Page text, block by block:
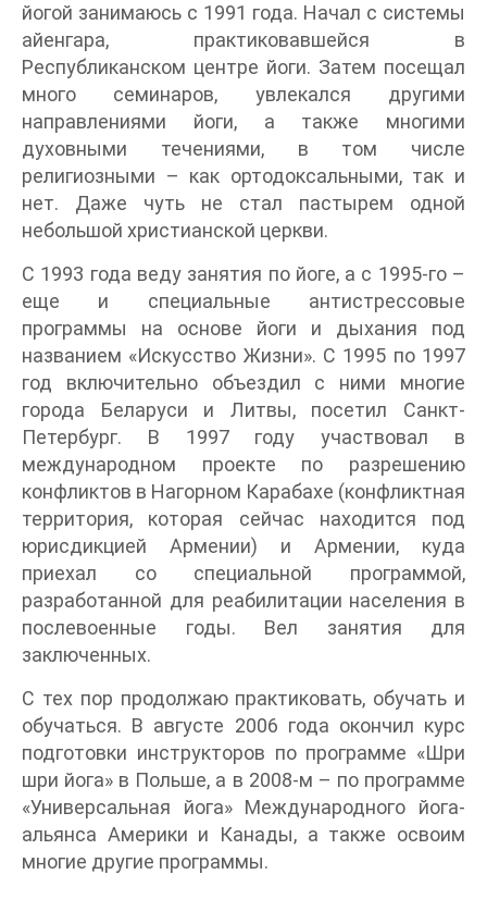
йогой занимаюсь с 1991 года. Начал с системы
айенгара, практиковавшейся в
Республиканском центре йоги. Затем посещал
много семинаров, увлекался другими
направлениями йоги, а также многими
духовными течениями, в том числе
религиозными – как ортодоксальными, так и
нет. Даже чуть не стал пастырем одной
небольшой христианской церкви.
С 1993 года веду занятия по йоге, а с 1995-го –
еще и специальные антистрессовые
программы на основе йоги и дыхания под
названием «Искусство Жизни». С 1995 по 1997
год включительно объездил с ними многие
города Беларуси и Литвы, посетил Санкт-
Петербург. В 1997 году участвовал в
международном проекте по разрешению
конфликтов в Нагорном Карабахе (конфликтная
территория, которая сейчас находится под
юрисдикцией Армении) и Армении, куда
приехал со специальной программой,
разработанной для реабилитации населения в
послевоенные годы. Вел занятия для
заключенных.
С тех пор продолжаю практиковать, обучать и
обучаться. В августе 2006 года окончил курс
подготовки инструкторов по программе «Шри
шри йога» в Польше, а в 2008-м – по программе
«Универсальная йога» Международного йога-
альянса Америки и Канады, а также освоим
многие другие программы.